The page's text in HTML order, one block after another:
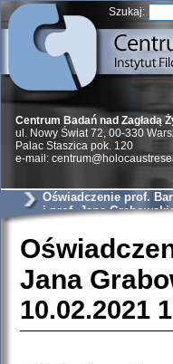
Szukaj:
Centrum Badań nad Zagładą
ul. Nowy Świat 72, 00-330
Palac Staszica pok. 120
e-mail:
Oświadczenie prof.
i prof. Jana
Jana
10.02.2021